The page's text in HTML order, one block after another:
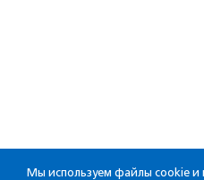
Мы используем файлы cookie и